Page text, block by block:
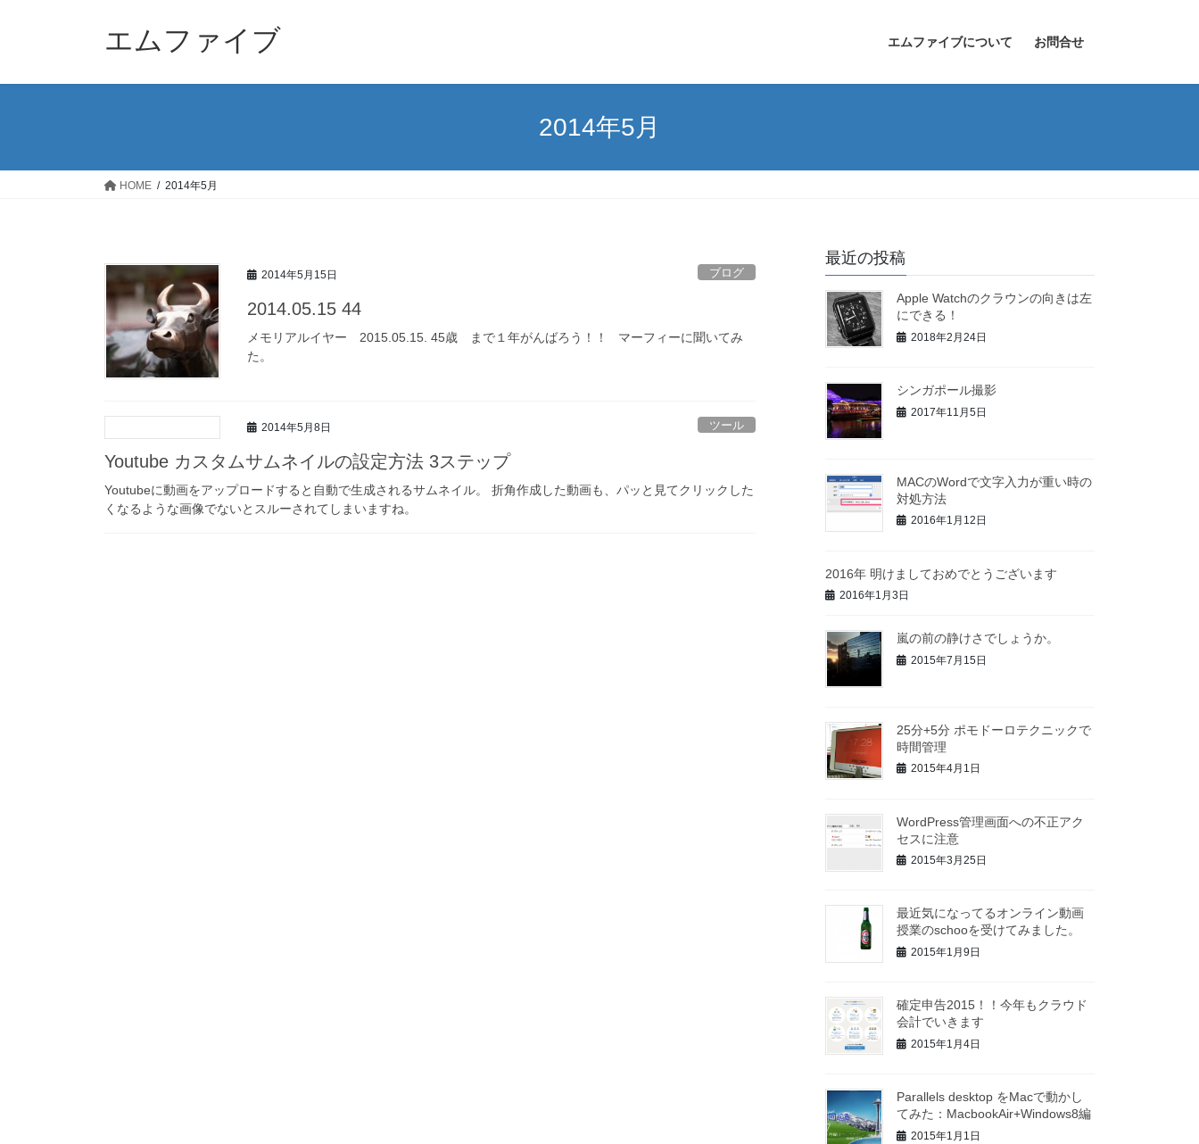
エムファイブ エムファイブについて お問合せ
2014年5月
HOME 2014年5月
2014年5月15日 ブログ
2014.05.15 44
メモリアルイヤー 2015.05.15. 45歳 まで１年がんばろう！！ マーフィーに聞いてみ
た。
2014年5月8日 ツール
Youtube カスタムサムネイルの設定方法 3ステップ
Youtubeに動画をアップロードすると自動で生成されるサムネイル。 折角作成した動画も、パッと見てクリックした
くなるような画像でないとスルーされてしまいますね。
最近の投稿
Apple Watchのクラウンの向きは左
にできる！
2018年2月24日
シンガポール撮影
2017年11月5日
MACのWordで文字入力が重い時の
対処方法
2016年1月12日
2016年 明けましておめでとうございます
2016年1月3日
嵐の前の静けさでしょうか。
2015年7月15日
25分+5分 ポモドーロテクニックで
時間管理
2015年4月1日
WordPress管理画面への不正アク
セスに注意
2015年3月25日
最近気になってるオンライン動画
授業のschooを受けてみました。
2015年1月9日
確定申告2015！！今年もクラウド
会計でいきます
2015年1月4日
Parallels desktop をMacで動かし
てみた：MacbookAir+Windows8編
2015年1月1日